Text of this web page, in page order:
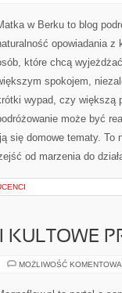
w Berku to blog
opowiadania z
które chcą
spokojem,
wypad, czy większą
może być
się domowe tematy. To
od marzenia do
KULTOWE
MOŻLIWOŚĆ